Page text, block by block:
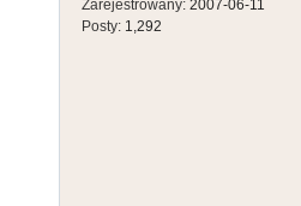
Zarejestrowany: 2007-06-11
Posty: 1,292